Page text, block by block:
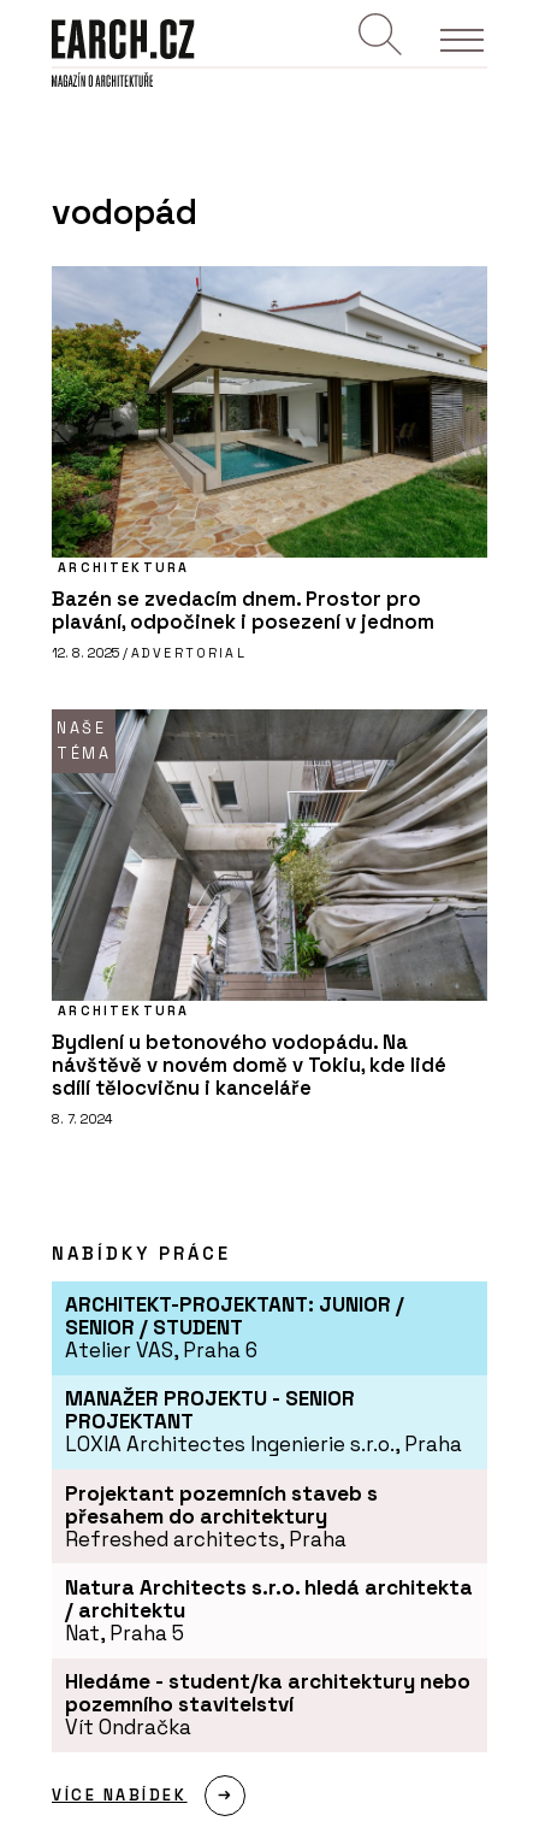
vodopád
ARCHITEKTURA
Bazén se zvedacím dnem. Prostor pro
plavání, odpočinek i posezení v jednom
12. 8. 2025 / ADVERTORIAL
NAŠE
TÉMA
ARCHITEKTURA
Bydlení u betonového vodopádu. Na
návštěvě v novém domě v Tokiu, kde lidé
sdílí tělocvičnu i kanceláře
8. 7. 2024
NABÍDKY PRÁCE
ARCHITEKT-PROJEKTANT: JUNIOR /
SENIOR / STUDENT
Atelier VAS, Praha 6
MANAŽER PROJEKTU - SENIOR
PROJEKTANT
LOXIA Architectes Ingenierie s.r.o., Praha
Projektant pozemních staveb s
přesahem do architektury
Refreshed architects, Praha
Natura Architects s.r.o. hledá architekta
/ architektu
Nat, Praha 5
Hledáme - student/ka architektury nebo
pozemního stavitelství
Vít Ondračka
VÍCE NABÍDEK